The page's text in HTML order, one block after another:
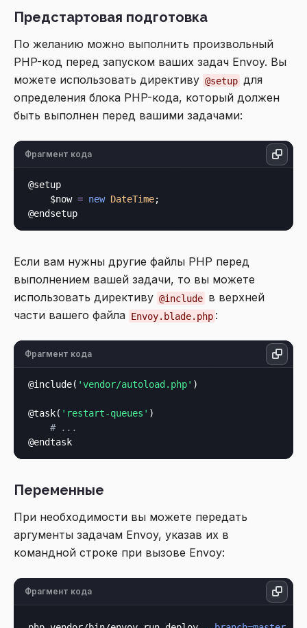
Предстартовая подготовка
По желанию можно выполнить произвольный
PHP-код перед запуском ваших задач Envoy. Вы
можете использовать директиву @setup для
определения блока PHP-кода, который должен
быть выполнен перед вашими задачами:
Фрагмент кода
@setup
    $now
= new DateTime;
Если вам нужны другие файлы PHP перед
выполнением вашей задачи, то вы можете
использовать директиву @include в верхней
части вашего файла Envoy.blade.php :
Фрагмент кода
@include( 'vendor/autoload.php' )
@task( 'restart-queues' )
# ...
Переменные
При необходимости вы можете передать
аргументы задачам Envoy, указав их в
командной строке при вызове Envoy:
Фрагмент кода